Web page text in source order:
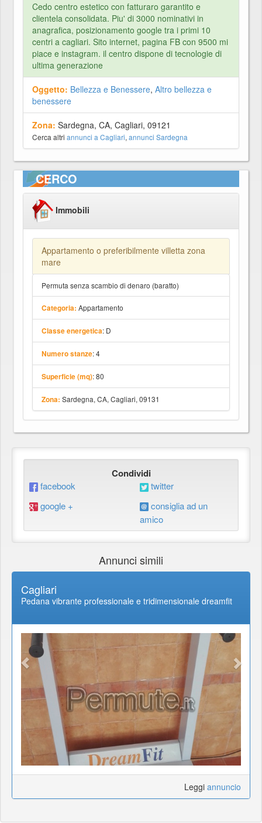
Cedo centro estetico con fatturaro garantito e
clientela consolidata. Piu' di 3000 nominativi in
anagrafica, posizionamento google tra i primi 10
centri a cagliari. Sito internet, pagina FB con 9500 mi
piace e instagram. il centro dispone di tecnologie di
ultima generazione
Oggetto: Bellezza e Benessere, Altro bellezza e
benessere
Zona: Sardegna, CA, Cagliari, 09121
Cerca altri annunci a Cagliari, annunci Sardegna
CERCO
Immobili
Appartamento o preferibilmente villetta zona
mare
Permuta senza scambio di denaro (baratto)
Categoria: Appartamento
Classe energetica: D
Numero stanze: 4
Superficie (mq): 80
Zona: Sardegna, CA, Cagliari, 09131
Condividi
facebook
twitter
google +
consiglia ad un
amico
Annunci simili
Cagliari
Pedana vibrante professionale e tridimensionale dreamfit
Leggi annuncio